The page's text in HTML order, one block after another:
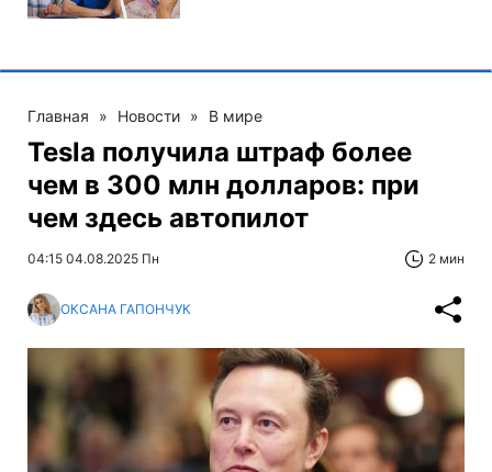
Главная » Новости » В мире
Tesla получила штраф более
чем в 300 млн долларов: при
чем здесь автопилот
04:15 04.08.2025 Пн 2 мин
ОКСАНА ГАПОНЧУК